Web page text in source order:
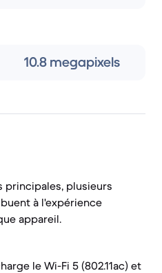
10.8 megapixels
principales, plusieurs
à l'expérience
appareil.
le Wi-Fi 5 (802.11ac) et